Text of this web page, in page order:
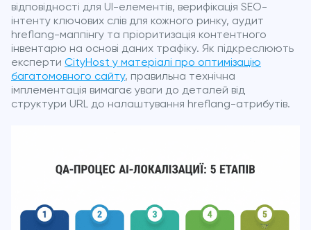
відповідності для UI-елементів, верифікація SEO-
інтенту ключових слів для кожного ринку, аудит
hreflang-маппінгу та пріоритизація контентного
інвентарю на основі даних трафіку. Як підкреслюють
експерти CityHost у матеріалі про оптимізацію
багатомовного сайту, правильна технічна
імплементація вимагає уваги до деталей від
структури URL до налаштування hreflang-атрибутів.